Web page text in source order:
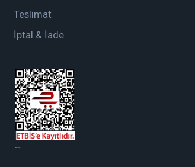
Teslimat
İptal & İade